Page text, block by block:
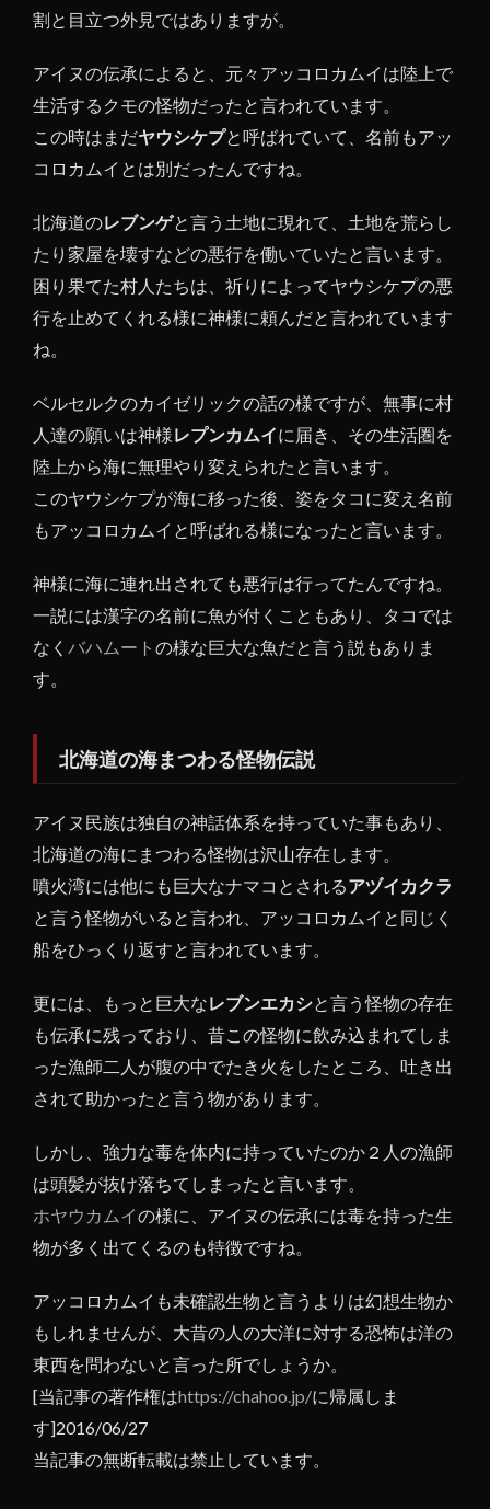
割と目立つ外見ではありますが。
アイヌの伝承によると、元々アッコロカムイは陸上で
生活するクモの怪物だったと言われています。
この時はまだヤウシケプと呼ばれていて、名前もアッ
コロカムイとは別だったんですね。
北海道のレブンゲと言う土地に現れて、土地を荒らし
たり家屋を壊すなどの悪行を働いていたと言います。
困り果てた村人たちは、祈りによってヤウシケプの悪
行を止めてくれる様に神様に頼んだと言われています
ね。
ベルセルクのカイゼリックの話の様ですが、無事に村
人達の願いは神様レプンカムイに届き、その生活圏を
陸上から海に無理やり変えられたと言います。
このヤウシケプが海に移った後、姿をタコに変え名前
もアッコロカムイと呼ばれる様になったと言います。
神様に海に連れ出されても悪行は行ってたんですね。
一説には漢字の名前に魚が付くこともあり、タコでは
なく バハムート の様な巨大な魚だと言う説もありま
す。
北海道の海まつわる怪物伝説
アイヌ民族は独自の神話体系を持っていた事もあり、
北海道の海にまつわる怪物は沢山存在します。
噴火湾には他にも巨大なナマコとされるアヅイカクラ
と言う怪物がいると言われ、アッコロカムイと同じく
船をひっくり返すと言われています。
更には、もっと巨大なレブンエカシと言う怪物の存在
も伝承に残っており、昔この怪物に飲み込まれてしま
った漁師二人が腹の中でたき火をしたところ、吐き出
されて助かったと言う物があります。
しかし、強力な毒を体内に持っていたのか２人の漁師
は頭髪が抜け落ちてしまったと言います。
ホヤウカムイの様に、アイヌの伝承には毒を持った生
物が多く出てくるのも特徴ですね。
アッコロカムイも未確認生物と言うよりは幻想生物か
もしれませんが、大昔の人の大洋に対する恐怖は洋の
東西を問わないと言った所でしょうか。
[当記事の著作権はhttps://chahoo.jp/に帰属しま
す]2016/06/27
当記事の無断転載は禁止しています。